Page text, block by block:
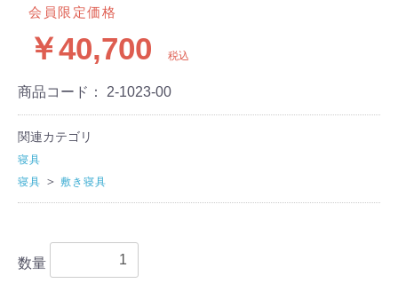
会員限定価格
￥40,700 税込
商品コード： 2-1023-00
関連カテゴリ
寝具
寝具 ＞ 敷き寝具
数量